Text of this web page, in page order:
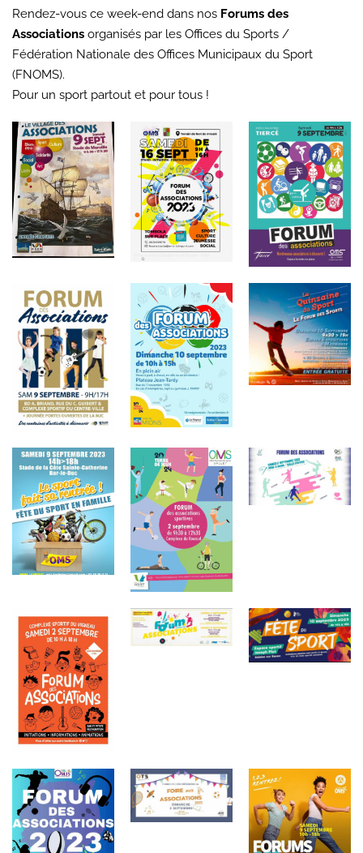
Rendez-vous ce week-end dans nos Forums des
Associations organisés par les Offices du Sports /
Fédération Nationale des Offices Municipaux du Sport
(FNOMS).
Pour un sport partout et pour tous !